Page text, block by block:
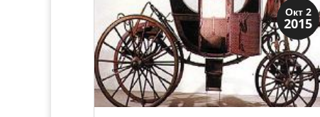
Окт 2
2015
Венецианская
Верона